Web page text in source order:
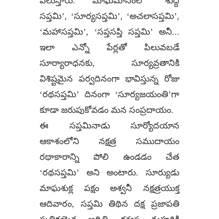
సప్తమి’, ‘సూర్యసప్తమి’, ‘అచలాసప్తమి’,
‘మహాసప్తమి’, ‘సప్తసప్తి సప్తమి’ అనీ...
ఇలా ఎన్నో పేర్లతో పిలువబడే
సూర్యారాధనకు, సూర్యవ్రతానికి
విశిష్టమైన పర్వదినంగా భావిస్తున్న రోజు
‘రథసప్తమి’ దినంగా ‘సూర్యజయంతి’గా
కూడా జరుపుకోవడం మన సంప్రదాయం.
ఈ సప్తమినాడు సూర్యోదయాన
ఆకాశంలోని నక్షత్ర సముదాయం
రథాకారాన్ని పోలి ఉండడం చేత
‘రథసప్తమి’ అని అంటారు. సూర్యుడు
మాఘశుక్ల పక్షం అశ్వనీ నక్షత్రయుక్త
ఆదివారం, సప్తమి తిథిన దక్ష ప్రజాపతి